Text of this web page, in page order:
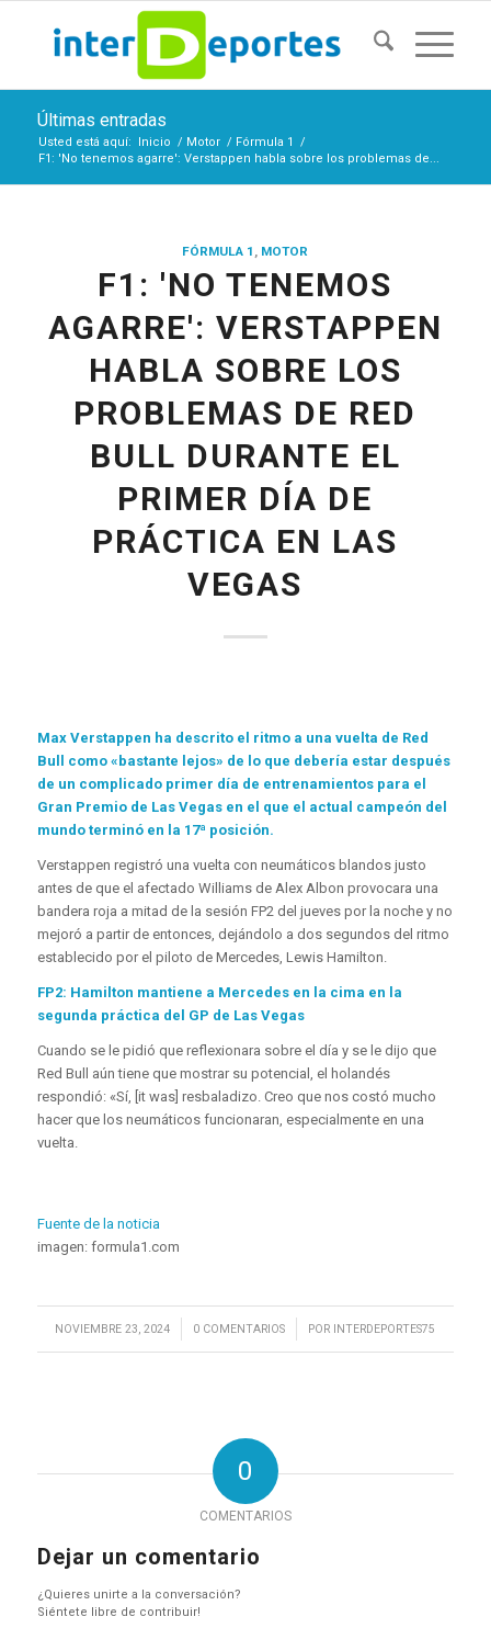
Últimas entradas
Usted está aquí: Inicio / Motor / Fórmula 1
/
F1: 'No tenemos agarre': Verstappen habla sobre los problemas de...
FÓRMULA 1 , MOTOR
F1: 'NO TENEMOS
AGARRE': VERSTAPPEN
HABLA SOBRE LOS
PROBLEMAS DE RED
BULL DURANTE EL
PRIMER DÍA DE
PRÁCTICA EN LAS
VEGAS
Max Verstappen ha descrito el ritmo a una vuelta de Red
Bull como «bastante lejos» de lo que debería estar después
de un complicado primer día de entrenamientos para el
Gran Premio de Las Vegas en el que el actual campeón del
mundo terminó en la 17ª posición.
Verstappen registró una vuelta con neumáticos blandos justo
antes de que el afectado Williams de Alex Albon provocara una
bandera roja a mitad de la sesión FP2 del jueves por la noche y no
mejoró a partir de entonces, dejándolo a dos segundos del ritmo
establecido por el piloto de Mercedes, Lewis Hamilton.
FP2: Hamilton mantiene a Mercedes en la cima en la
segunda práctica del GP de Las Vegas
Cuando se le pidió que reflexionara sobre el día y se le dijo que
Red Bull aún tiene que mostrar su potencial, el holandés
respondió: «Sí, [it was] resbaladizo. Creo que nos costó mucho
hacer que los neumáticos funcionaran, especialmente en una
vuelta.
Fuente de la noticia
imagen: formula1.com
NOVIEMBRE 23, 2024
/ 0 COMENTARIOS
/ POR INTERDEPORTES75
0
COMENTARIOS
Dejar un comentario
¿Quieres unirte a la conversación?
Siéntete libre de contribuir!